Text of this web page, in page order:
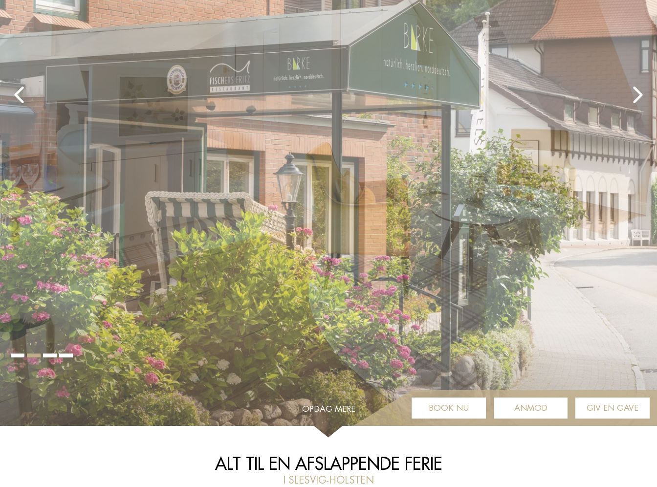
OPDAG MERE BOOK NU ANMOD GIV EN GAVE
ALT TIL EN AFSLAPPENDE FERIE
I SLESVIG-HOLSTEN